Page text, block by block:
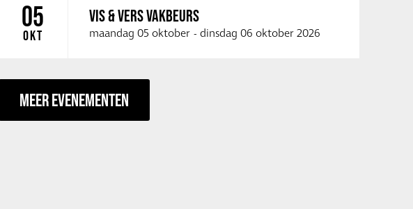
05
OKT
VIS & VERS VAKBEURS
maandag 05 oktober - dinsdag 06 oktober 2026
MEER EVENEMENTEN